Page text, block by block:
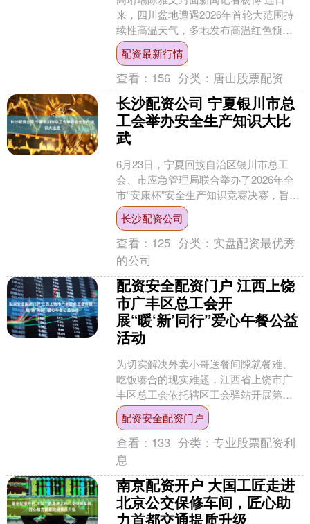
来，四川盆地遭遇2026年首轮大范围持
续性高温天气，多地发布高温红色预
警，局地最高气温突破40摄氏度。7月9
日、10日，四川电....
配资最新行情
查看： 156 分类： 唐山股票配资
长沙配资公司 宁夏银川市总
工会举办安全生产知识大比
武
6月23日，宁夏回族自治区银川市总工
会、市应急管理局联合举办了2026年全
市“安康杯”安全生产知识竞赛决赛，旨在
通过以赛促学、以学促用的方式，全面
提升全市职工的....
长沙配资公司
查看： 125 分类： 实盘配资最优秀
的公司
配资安全配资门户 江西上饶
市广丰区总工会开
展“暖‘新’同行”爱心午餐公益
活动
为切实解决外卖小哥送餐间隙就餐难、
吃饭凑合的现实难题，江西省上饶市广
丰区总工会依托辖区工会驿站开展第三
场“暖‘新’同行”爱心午餐公益活动，现场
免费送出100份营....
配资安全配资门户
查看： 133 分类：专业股票配资利
息
南京配资开户 大国工匠走进
北京公交保修车间，匠心助
力首都交通提质升级